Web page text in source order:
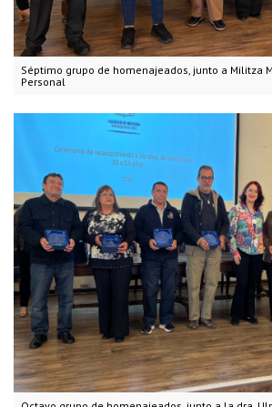
Séptimo grupo de homenajeados, junto a Militza
Personal